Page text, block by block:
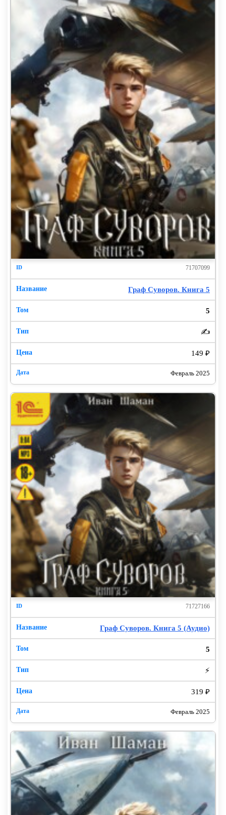
71707099
Граф Суворов. Книга 5
5
✍️
149 ₽
Февраль 2025
71727166
Граф Суворов. Книга 5 (Аудио)
5
⚡
319 ₽
Февраль 2025